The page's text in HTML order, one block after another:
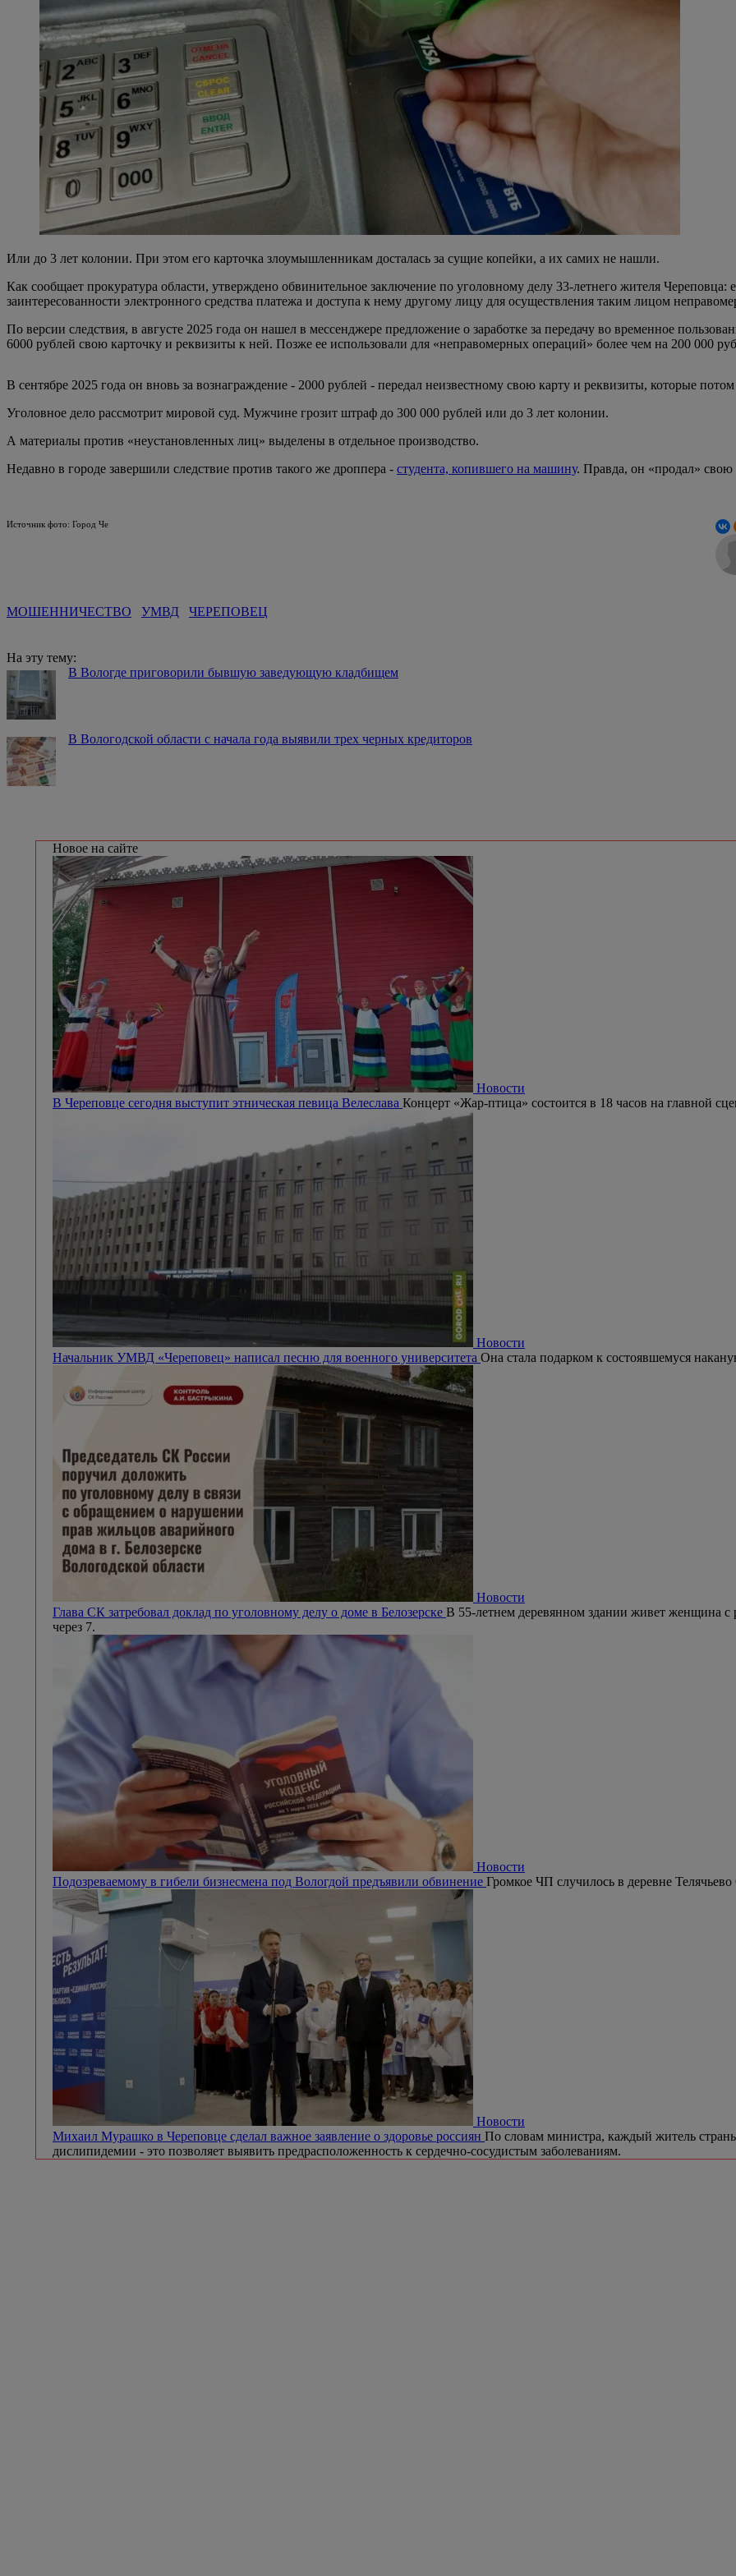
Или до 3 лет колонии. При этом его карточка злоумышленникам досталась за сущие копейки, а их самих не нашли.
Как сообщает прокуратура области, утверждено обвинительное заключение по уголовному делу 33-летнего жителя
заинтересованности электронного средства платежа и доступа к нему другому лицу для осуществления таким лицом
По версии следствия, в августе 2025 года он нашел в мессенджере предложение о заработке за передачу во временное
6000 рублей свою карточку и реквизиты к ней. Позже ее использовали для «неправомерных операций» более чем на 200 000
В сентябре 2025 года он вновь за вознаграждение - 2000 рублей - передал неизвестному свою карту и реквизиты, которые
Уголовное дело рассмотрит мировой суд. Мужчине грозит штраф до 300 000 рублей или до 3 лет колонии.
А материалы против «неустановленных лиц» выделены в отдельное производство.
Недавно в городе завершили следствие против такого же дроппера - студента, копившего на машину. Правда, он «продал»
Источник фото: Город Че
МОШЕННИЧЕСТВО УМВД ЧЕРЕПОВЕЦ
На эту тему:
В Вологде приговорили бывшую заведующую кладбищем
В Вологодской области с начала года выявили трех черных кредиторов
Новое на сайте
Новости
В Череповце сегодня выступит этническая певица Велеслава Концерт «Жар-птица» состоится в 18 часов на главной
Новости
Начальник УМВД «Череповец» написал песню для военного университета Она стала подарком к состоявшемуся
Новости
Глава СК затребовал доклад по уголовному делу о доме в Белозерске В 55-летнем деревянном здании живет женщина с
через 7.
Новости
Подозреваемому в гибели бизнесмена под Вологдой предъявили обвинение Громкое ЧП случилось в деревне
Новости
Михаил Мурашко в Череповце сделал важное заявление о здоровье россиян По словам министра, каждый житель
дислипидемии - это позволяет выявить предрасположенность к сердечно-сосудистым заболеваниям.